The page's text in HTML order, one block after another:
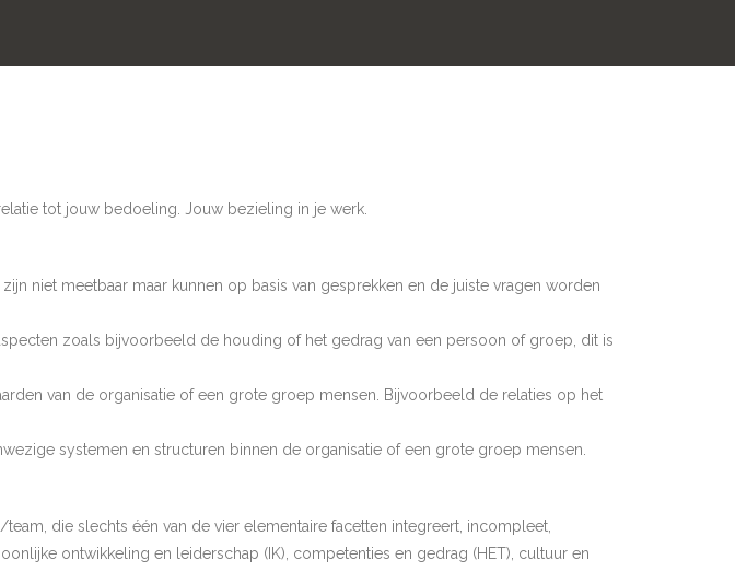
tot jouw bedoeling. Jouw bezieling in je werk.
niet meetbaar maar kunnen op basis van gesprekken en de juiste vragen worden
zoals bijvoorbeeld de houding of het gedrag van een persoon of groep, dit is
van de organisatie of een grote groep mensen. Bijvoorbeeld de relaties op het
systemen en structuren binnen de organisatie of een grote groep mensen.
die slechts één van de vier elementaire facetten integreert, incompleet,
ontwikkeling en leiderschap (IK), competenties en gedrag (HET), cultuur en